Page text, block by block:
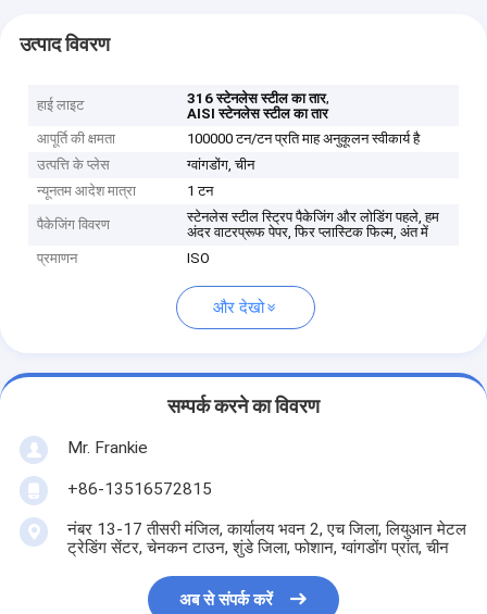
उत्पाद विवरण
हाई लाइट 316 स्टेनलेस स्टील का तार,
AISI स्टेनलेस स्टील का तार
आपूर्ति की क्षमता
100000 टन/टन प्रति माह अनुकूलन स्वीकार्य है
उत्पत्ति के प्लेस
ग्वांगडोंग, चीन
न्यूनतम आदेश मात्रा
1 टन
पैकेजिंग विवरण
स्टेनलेस स्टील स्ट्रिप पैकेजिंग और लोडिंग पहले, हम
अंदर वाटरप्रूफ पेपर, फिर प्लास्टिक फिल्म, अंत में
प्रमाणन
ISO
और देखो
सम्पर्क करने का विवरण
Mr. Frankie
+86-13516572815
नंबर 13-17 तीसरी मंजिल, कार्यालय भवन 2, एच जिला, लियुआन मेटल
ट्रेडिंग सेंटर, चेनकन टाउन, शुंडे जिला, फोशान, ग्वांगडोंग प्रांत, चीन
अब से संपर्क करें